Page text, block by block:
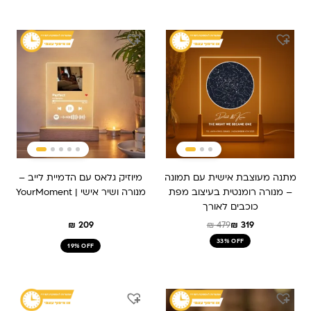
מתנה מעוצבת אישית עם תמונה
– מנורה רומנטית בעיצוב מפת
כוכבים לאורך
₪479
המחיר
היה:
₪ 319
המחיר
הוא:
33% OFF
מיוזיק גלאס עם הדמיית לייב –
מנורה ושיר אישי | YourMoment
₪ 209
19% OFF
המחיר
המחיר